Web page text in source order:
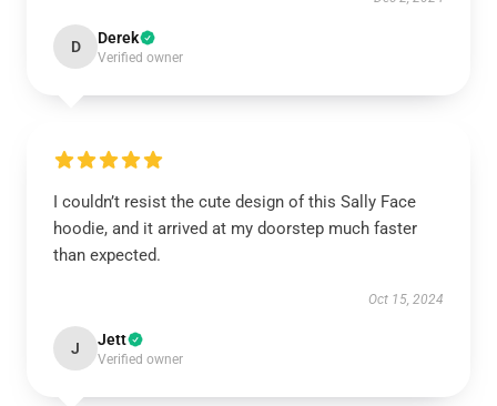
D Derek
Verified owner
I couldn’t resist the cute design of this Sally Face
hoodie, and it arrived at my doorstep much faster
than expected.
Oct 15, 2024
J Jett
Verified owner